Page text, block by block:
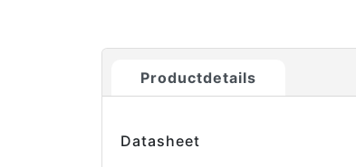
Productdetails
Datasheet